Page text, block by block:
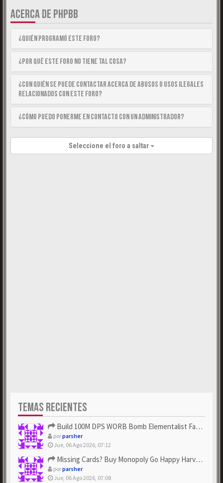
ACERCA DE PHPBB
¿Quién programó este foro?
¿Por qué este foro no tiene tal cosa?
¿Con quién se puede contactar acerca de abusos o usos ilegales
relacionados con este foro?
¿Cómo puedo ponerme en contacto con un Administrador?
Seleccione el foro a saltar
TEMAS RECIENTES
Build 100M DPS WORB Bomb Elementalist Fast - Grab POE Curren...
porparsher
Jue, 06 Ago 2026, 07:12
Missing Cards? Buy Monopoly Go Happy Harvest with Looney Tun...
porparsher
Jue, 06 Ago 2026, 07:08